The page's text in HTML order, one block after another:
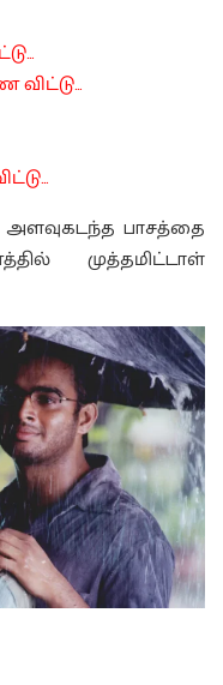
பாசத்தை
முத்தமிட்டாள்